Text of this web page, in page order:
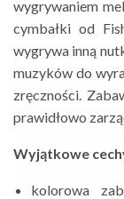
wygrywaniem
cymbałki od
wygrywa inną
muzyków do
zręczności.
prawidłowo
Wyjątkowe
kolorowa